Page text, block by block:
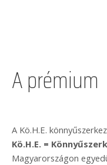
A prémium
A Kö.H.E.
Kö.H.E. =
Magyarországon